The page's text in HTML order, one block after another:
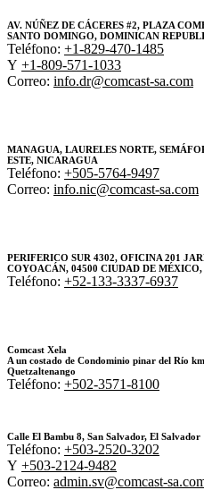
AV. NÚÑEZ DE CÁCERES #2, PLAZA
SANTO DOMINGO, DOMINICAN
Teléfono: +1-829-470-1485
Y +1-809-571-1033
Correo: info.dr@comcast-sa.com
MANAGUA, LAURELES NORTE,
ESTE, NICARAGUA
Teléfono: +505-5764-9497
Correo: info.nic@comcast-sa.com
PERIFERICO SUR 4302, OFICINA 201
COYOACÁN, 04500 CIUDAD DE
Teléfono: +52-133-3337-6937
Comcast Xela
A un costado de Condominio pinar del Río
Quetzaltenango
Teléfono: +502-3571-8100
Calle El Bambu 8, San Salvador, El Salvador
Teléfono: +503-2520-3202
Y +503-2124-9482
Correo: admin.sv@comcast-